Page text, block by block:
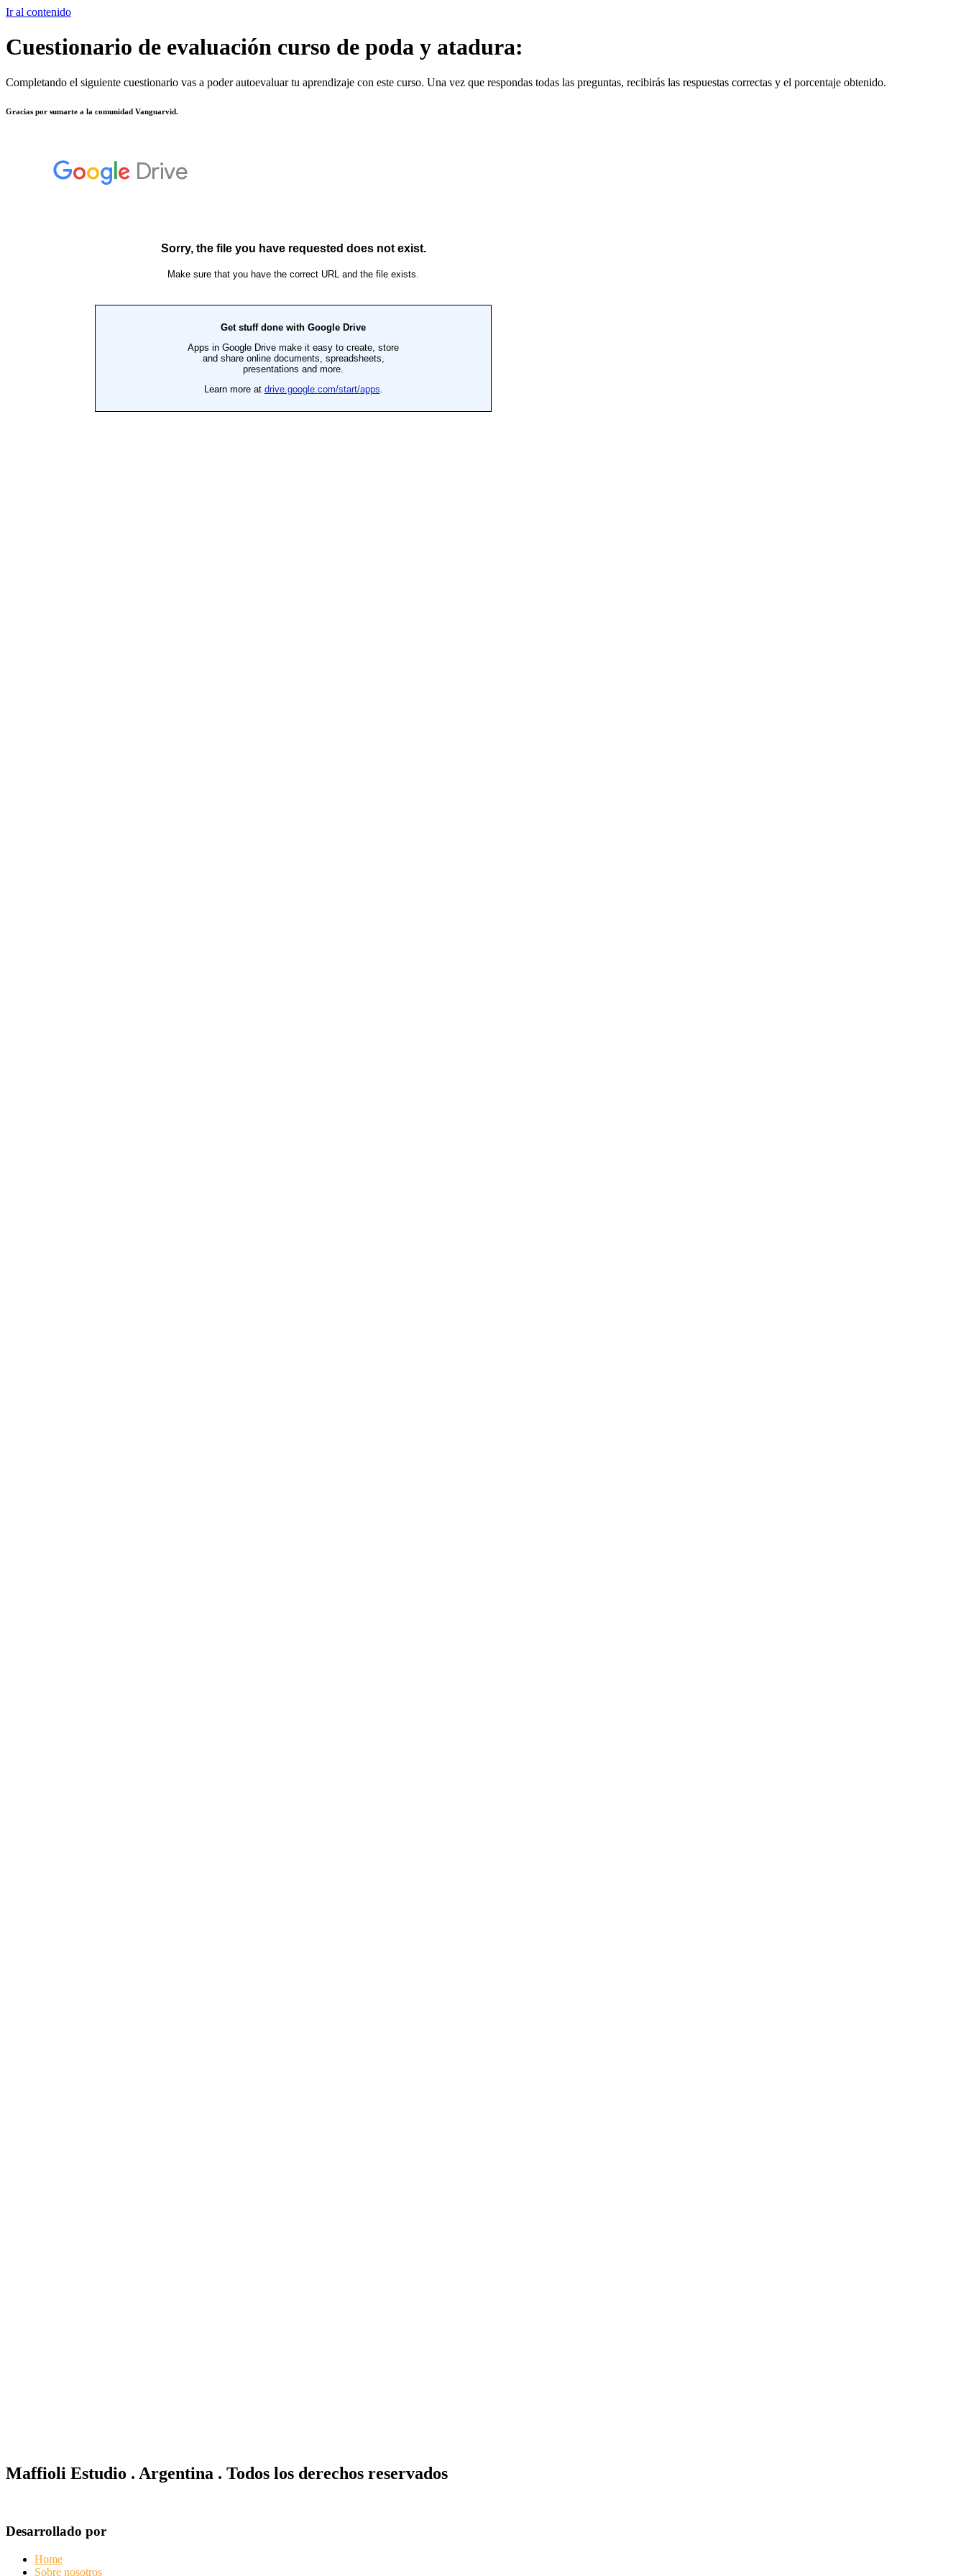
Ir al contenido
Cuestionario de evaluación curso de poda y atadura:
Completando el siguiente cuestionario vas a poder autoevaluar tu aprendizaje con este curso. Una vez que respondas todas las preguntas, recibirás las respuestas correctas y el porcentaje obtenido.
Gracias por sumarte a la comunidad Vanguarvid.
Maffioli Estudio . Argentina . Todos los derechos reservados
Desarrollado por
Home
Sobre nosotros